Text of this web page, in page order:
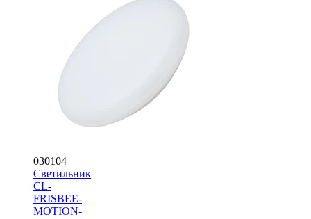
030104
Светильник
CL-
FRISBEE-
MOTION-